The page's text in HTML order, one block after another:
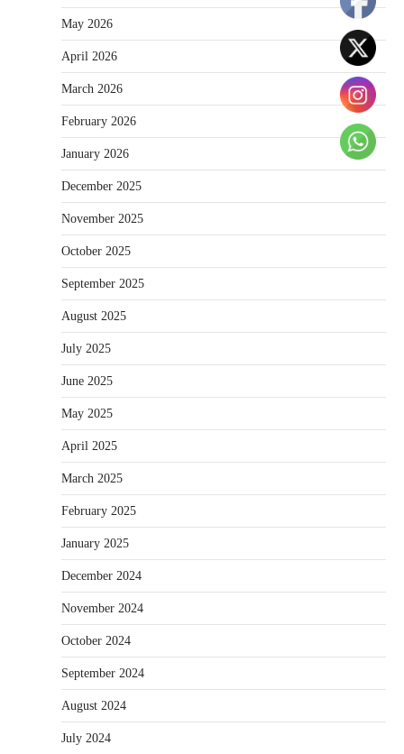
May 2026
April 2026
March 2026
February 2026
January 2026
December 2025
November 2025
October 2025
September 2025
August 2025
July 2025
June 2025
May 2025
April 2025
March 2025
February 2025
January 2025
December 2024
November 2024
October 2024
September 2024
August 2024
July 2024